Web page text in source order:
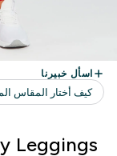
Leggings